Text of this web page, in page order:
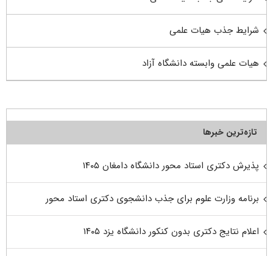
شرایط جذب هیات علمی
هیات علمی وابسته دانشگاه آزاد
تازه‌ترین خبرها
پذیرش دکتری استاد محور دانشگاه دامغان ۱۴۰۵
برنامه وزارت علوم برای جذب دانشجوی دکتری استاد محور
اعلام نتایج دکتری بدون کنکور دانشگاه یزد ۱۴۰۵